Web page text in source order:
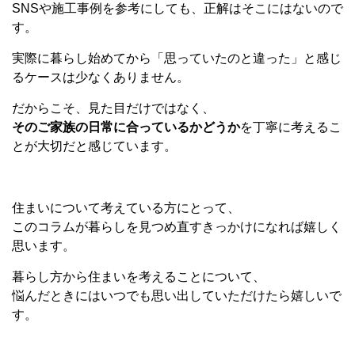
SNSや施工事例を参考にしても、正解はそこにはないので
す。
実際に暮らし始めてから「思っていたのと違った」と感じ
るケースは少なくありません。
だからこそ、見た目だけではなく、
そのご家族の日常に合っているかどうかを丁寧に考えるこ
とが大切だと感じています。
住まいについて考えている方にとって、
このコラムが暮らしを見つめ直すきっかけになれば嬉しく
思います。
暮らし方から住まいを考えることについて、
悩んだときにはいつでも思い出していただけたら嬉しいで
す。